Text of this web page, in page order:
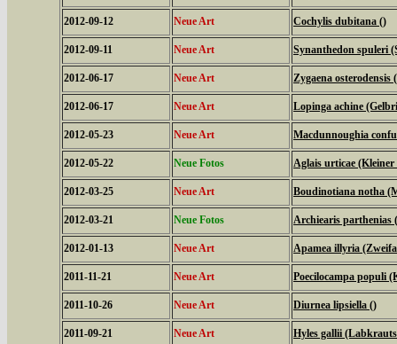
2012-09-12 Neue Art Cochylis dubitana ()
2012-09-11 Neue Art Synanthedon spuleri
2012-06-17 Neue Art Zygaena
2012-06-17 Neue Art Lopinga achine
2012-05-23 Neue Art Macdunnoughia
2012-05-22 Neue Fotos Aglais urticae (Kleiner
2012-03-25 Neue Art Boudinotiana notha
2012-03-21 Neue Fotos Archiearis
2012-01-13 Neue Art Apamea illyria
2011-11-21 Neue Art Poecilocampa populi
2011-10-26 Neue Art Diurnea lipsiella ()
2011-09-21 Neue Art Hyles gallii